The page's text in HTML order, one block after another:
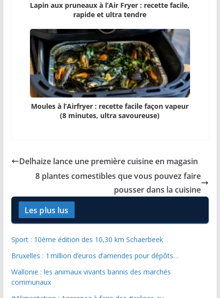
Lapin aux pruneaux à l’Air Fryer : recette facile,
rapide et ultra tendre
Moules à l’Airfryer : recette facile façon vapeur
(8 minutes, ultra savoureuse)
Delhaize lance une première cuisine en magasin
8 plantes comestibles que vous pouvez faire
pousser dans la cuisine
Les plus lus
Sport : 10ème édition des 10,30 km Schaerbeek
Bruxelles : 1 million d’euros d’amendes pour dépôts…
Wallonie : les animaux vivants bannis des marchés
communaux